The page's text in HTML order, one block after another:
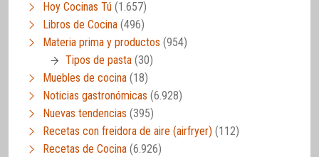
Hoy Cocinas Tú (1.657)
Libros de Cocina (496)
Materia prima y productos (954)
Tipos de pasta (30)
Muebles de cocina (18)
Noticias gastronómicas (6.928)
Nuevas tendencias (395)
Recetas con freidora de aire (airfryer) (112)
Recetas de Cocina (6.926)